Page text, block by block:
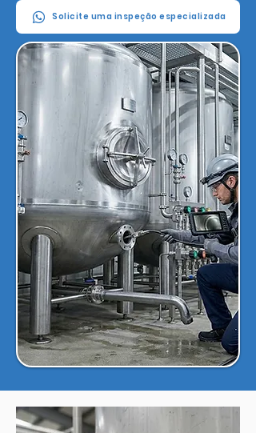
Solicite uma inspeção especializada